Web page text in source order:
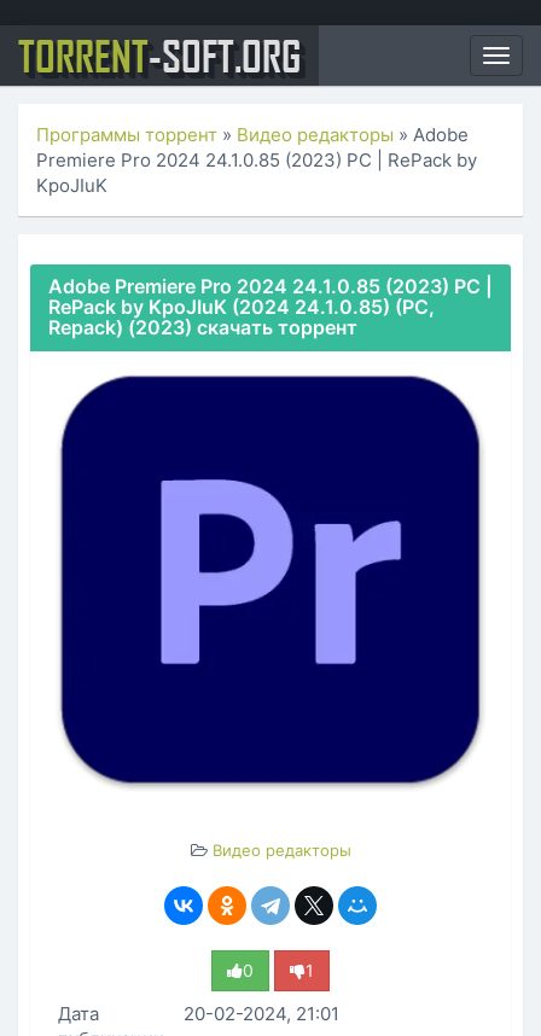
TORRENT-SOFT.ORG
Программы торрент » Видео редакторы » Adobe
Premiere Pro 2024 24.1.0.85 (2023) PC | RePack by
KpoJIuK
Adobe Premiere Pro 2024 24.1.0.85 (2023) PC |
RePack by KpoJIuK (2024 24.1.0.85) (PC,
Repack) (2023) скачать торрент
Видео редакторы
0 1
Дата
20-02-2024, 21:01